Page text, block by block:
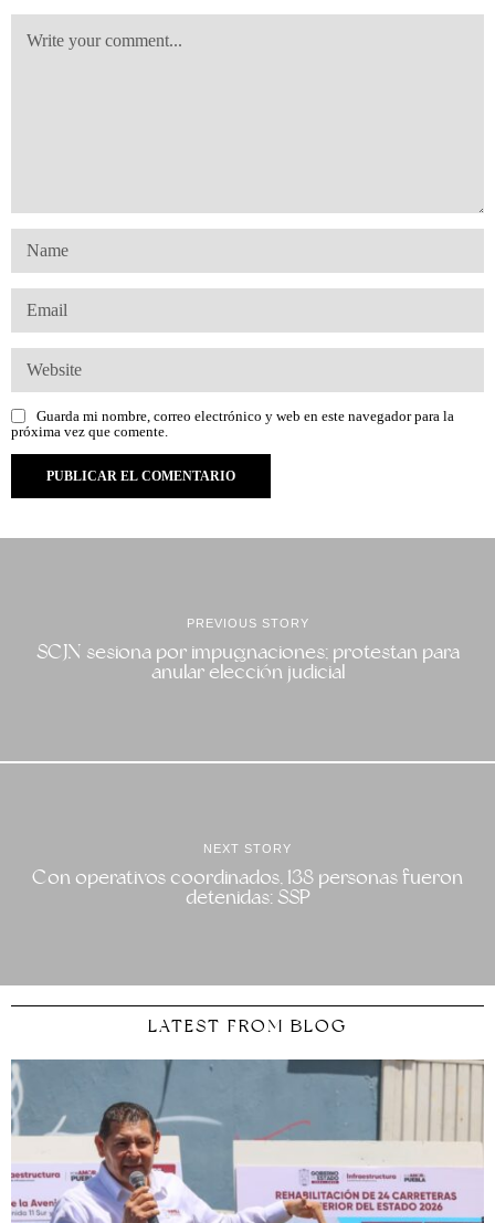
Guarda mi nombre, correo electrónico y web en este navegador para la
próxima vez que comente.
PREVIOUS STORY
SCJN sesiona por impugnaciones; protestan para
anular elección judicial
NEXT STORY
Con operativos coordinados, 138 personas fueron
detenidas: SSP
LATEST FROM BLOG